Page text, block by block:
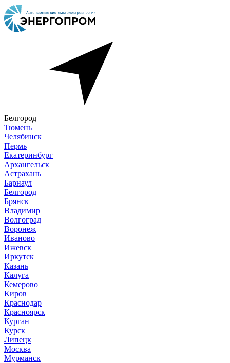
Белгород
Тюмень
Челябинск
Пермь
Екатеринбург
Архангельск
Астрахань
Барнаул
Белгород
Брянск
Владимир
Волгоград
Воронеж
Иваново
Ижевск
Иркутск
Казань
Калуга
Кемерово
Киров
Краснодар
Красноярск
Курган
Курск
Липецк
Москва
Мурманск